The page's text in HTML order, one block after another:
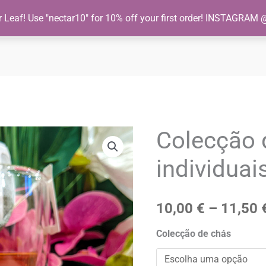
Leaf! Use "nectar10" for 10% off your first order! INSTAGRAM
Loja Sobre nós Sobre nossos chás
Colecção
10,00 € – 11,50
Colecção de chás
Quantidade
de
Colecção
saquetas
de
chá